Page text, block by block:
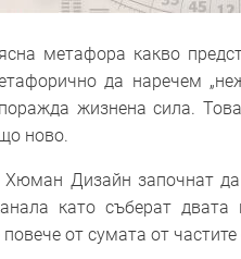
метафора какво
да наречем
жизнена сила.
ново.
Дизайн започнат
като съберат
от сумата от